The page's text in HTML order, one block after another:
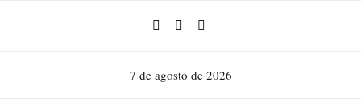
7 de agosto de 2026